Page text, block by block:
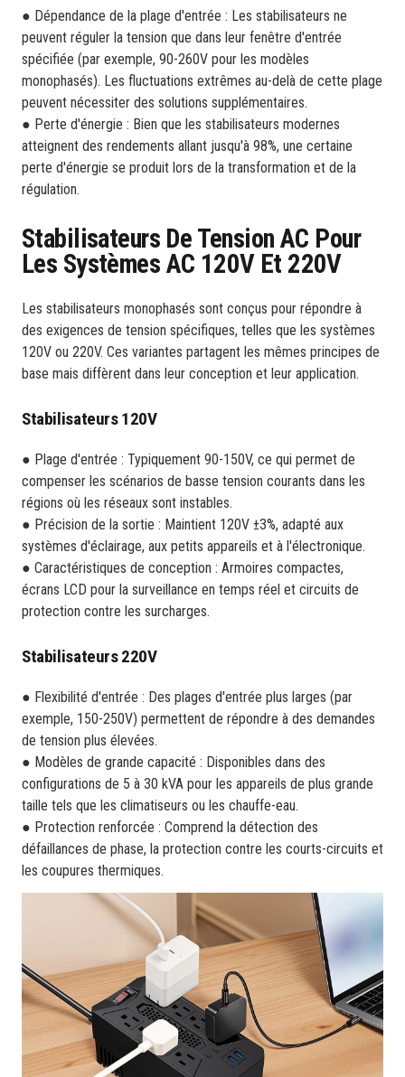
● Dépendance de la plage d'entrée : Les stabilisateurs ne
peuvent réguler la tension que dans leur fenêtre d'entrée
spécifiée (par exemple, 90-260V pour les modèles
monophasés). Les fluctuations extrêmes au-delà de cette plage
peuvent nécessiter des solutions supplémentaires.
● Perte d'énergie : Bien que les stabilisateurs modernes
atteignent des rendements allant jusqu'à 98%, une certaine
perte d'énergie se produit lors de la transformation et de la
régulation.
Stabilisateurs De Tension AC Pour
Les Systèmes AC 120V Et 220V
Les stabilisateurs monophasés sont conçus pour répondre à
des exigences de tension spécifiques, telles que les systèmes
120V ou 220V. Ces variantes partagent les mêmes principes de
base mais diffèrent dans leur conception et leur application.
Stabilisateurs 120V
● Plage d'entrée : Typiquement 90-150V, ce qui permet de
compenser les scénarios de basse tension courants dans les
régions où les réseaux sont instables.
● Précision de la sortie : Maintient 120V ±3%, adapté aux
systèmes d'éclairage, aux petits appareils et à l'électronique.
● Caractéristiques de conception : Armoires compactes,
écrans LCD pour la surveillance en temps réel et circuits de
protection contre les surcharges.
Stabilisateurs 220V
● Flexibilité d'entrée : Des plages d'entrée plus larges (par
exemple, 150-250V) permettent de répondre à des demandes
de tension plus élevées.
● Modèles de grande capacité : Disponibles dans des
configurations de 5 à 30 kVA pour les appareils de plus grande
taille tels que les climatiseurs ou les chauffe-eau.
● Protection renforcée : Comprend la détection des
défaillances de phase, la protection contre les courts-circuits et
les coupures thermiques.